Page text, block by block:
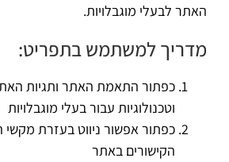
האתר לבעלי מוגבלויות.
מדריך למשתמש בתפריט:
כפתור התאמת האתר ותגיות
וטכנולוגיות עבור בעלי מוגבלויות
כפתור אפשור ניווט בעזרת מקשי
הקישורים באתר